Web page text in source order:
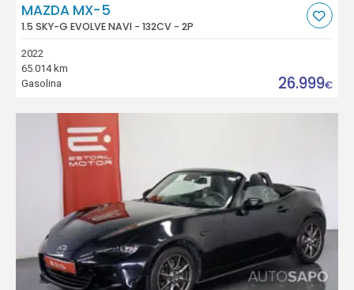
MAZDA MX-5
1.5 SKY-G EVOLVE NAVI - 132CV - 2P
2022
65.014 km
Gasolina
26.999€